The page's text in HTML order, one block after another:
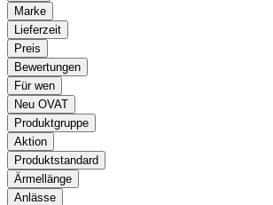
Marke
Lieferzeit
Preis
Bewertungen
Für wen
Neu OVAT
Produktgruppe
Aktion
Produktstandard
Ärmellänge
Anlässe